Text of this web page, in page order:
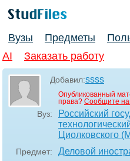
Вузы Предметы
AI
Заказать работу
Добавил:ssss
Опубликованный
права? Сообщите
Вуз:
Российский
Циолковского
Предмет: Деловой